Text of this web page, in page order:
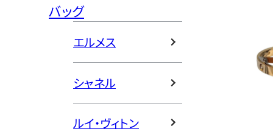
バッグ
エルメス
シャネル
ルイ・ヴィトン